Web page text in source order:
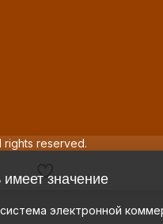
rights reserved.
значение
электронной